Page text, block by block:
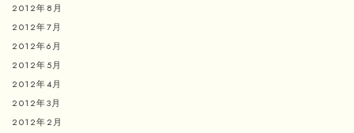
2012年8月
2012年7月
2012年6月
2012年5月
2012年4月
2012年3月
2012年2月